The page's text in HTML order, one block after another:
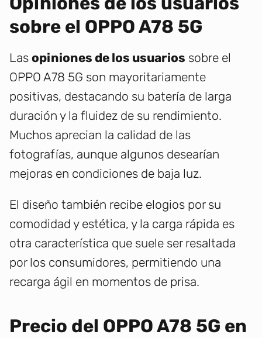
sobre el OPPO A78 5G
Las opiniones de los usuarios sobre el
OPPO A78 5G son mayoritariamente
positivas, destacando su batería de larga
duración y la fluidez de su rendimiento.
Muchos aprecian la calidad de las
fotografías, aunque algunos desearían
mejoras en condiciones de baja luz.
El diseño también recibe elogios por su
comodidad y estética, y la carga rápida es
otra característica que suele ser resaltada
por los consumidores, permitiendo una
recarga ágil en momentos de prisa.
Precio del OPPO A78 5G en